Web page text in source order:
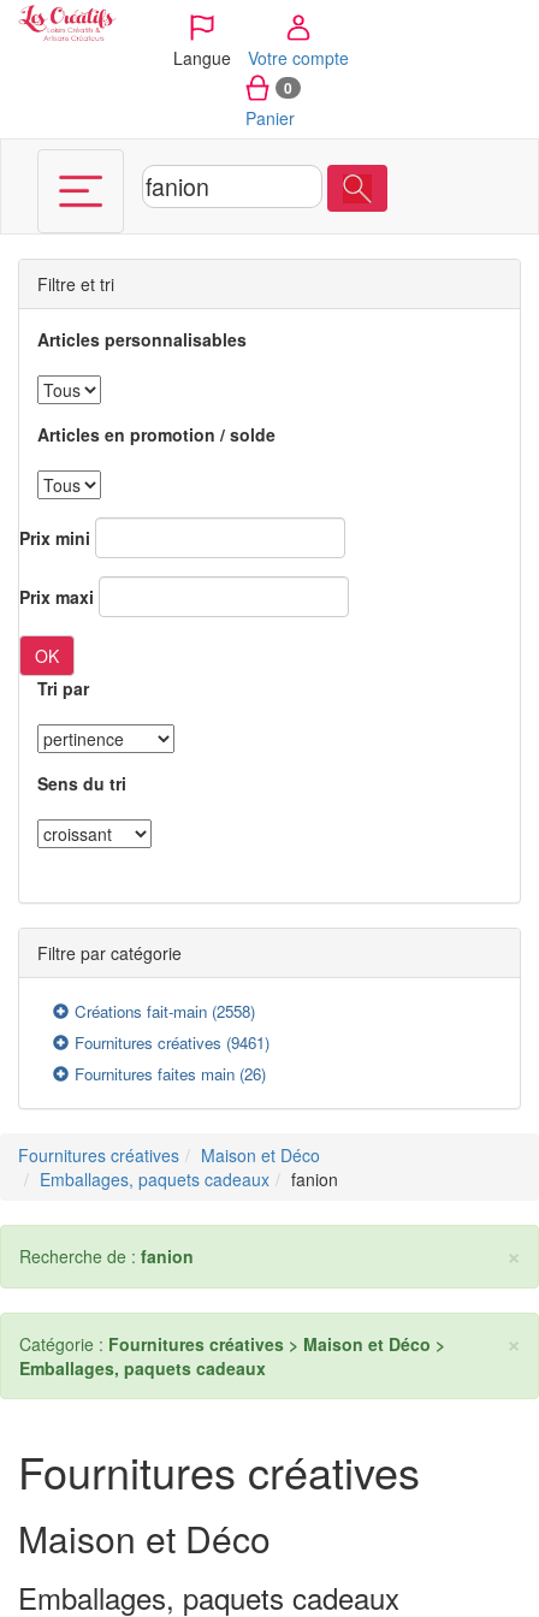
Langue Votre compte
0
Panier
Filtre et tri
Articles personnalisables
Articles en promotion / solde
Prix mini
Prix maxi
OK
Tri par
Sens du tri
Filtre par catégorie
Créations fait-main (2558)
Fournitures créatives (9461)
Fournitures faites main (26)
Fournitures créatives
Maison et Déco
Emballages, paquets cadeaux
fanion
×
Recherche de : fanion
×
Catégorie : Fournitures créatives > Maison et Déco >
Emballages, paquets cadeaux
Fournitures créatives
Maison et Déco
Emballages, paquets cadeaux
Panneau de gestion des cookies